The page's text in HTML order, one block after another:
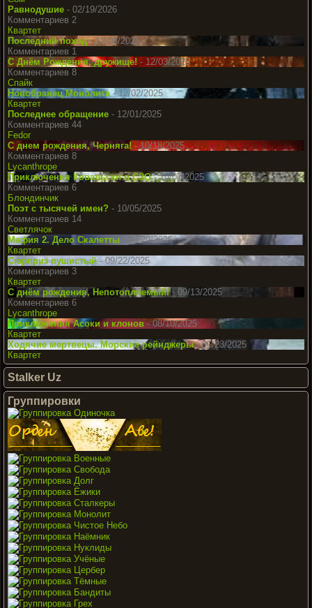
Равнодушие - 02/19/2026
Комментариев 2
Квартет
Последний поход- 12/08/2025
Комментариев 1
С Днём Рождения, дружище! - 12/03/2025
Комментариев 8
Спайк
Новобранец Монолита- 12/02/2025
Квартет
Последнее обращение - 12/01/2025
Комментариев 44
Fedor
С днем рождения, Черняга!- 10/18/2025
Комментариев 8
Lycanthrope
Приключения Ковальски в СЗО- 10/07/2025
Комментариев 6
Блондинчик
Поэт с тысячей имен? - 10/05/2025
Комментариев 14
Светлячок
Мафия 2. Дело Скалетты
- 09/29/2025
Квартет
Сюрприз пушистый - 09/22/2025
Комментариев 3
Квартет
С днём рождения, Непотопляемый!- 09/13/2025
Комментариев 6
Lycanthrope
Приключения Асоки и клонов- 08/10/2025
Квартет
Ходячие мертвецы. Морские рейнджеры- 06/23/2025
Квартет
Stalker Uz
Группировки